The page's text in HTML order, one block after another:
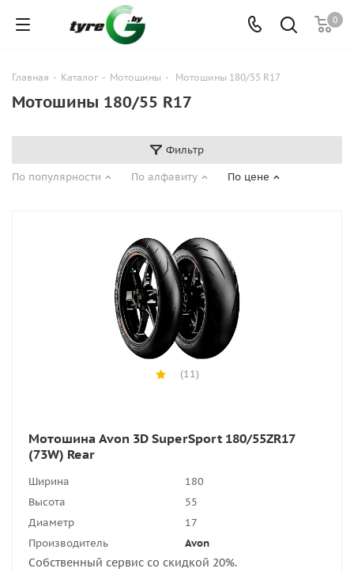
0
Главная - Каталог - Мотошины - Мотошины 180/55 R17
Мотошины 180/55 R17
Фильтр
По популярности
По алфавиту По цене
(11)
Мотошина Avon 3D SuperSport 180/55ZR17
(73W) Rear
Ширина
180
Высота
55
Диаметр
17
Производитель
Avon
Собственный сервис со скидкой 20%.